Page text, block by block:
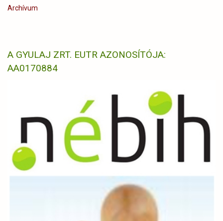
Archívum
A GYULAJ ZRT. EUTR AZONOSÍTÓJA:
AA0170884